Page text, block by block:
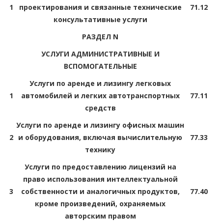
1
проектирования и связанные технические
консультативные услуги
71.12
РАЗДЕЛ N
УСЛУГИ АДМИНИСТРАТИВНЫЕ И
ВСПОМОГАТЕЛЬНЫЕ
1
Услуги по аренде и лизингу легковых
автомобилей и легких автотранспортных
средств
77.11
2
Услуги по аренде и лизингу офисных машин
и оборудования, включая вычислительную
технику
77.33
3
Услуги по предоставлению лицензий на
право использования интеллектуальной
собственности и аналогичных продуктов,
кроме произведений, охраняемых
авторским правом
77.40